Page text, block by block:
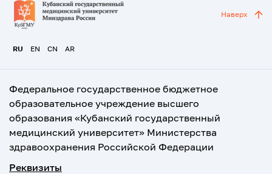
RU EN CN AR
Наверх
Федеральное государственное бюджетное
образовательное учреждение высшего
образования «Кубанский государственный
медицинский университет» Министерства
здравоохранения Российской Федерации
Реквизиты